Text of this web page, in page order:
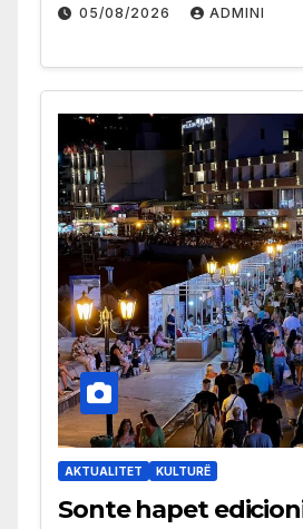
05/08/2026 ADMINI
AKTUALITET KULTURË
Sonte hapet